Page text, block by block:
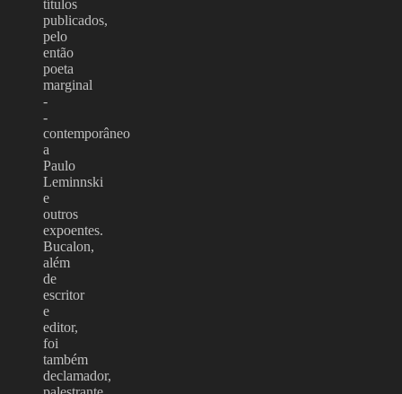
títulos
publicados,
pelo
então
poeta
marginal
-
-
contemporâneo
a
Paulo
Leminnski
e
outros
expoentes.
Bucalon,
além
de
escritor
e
editor,
foi
também
declamador,